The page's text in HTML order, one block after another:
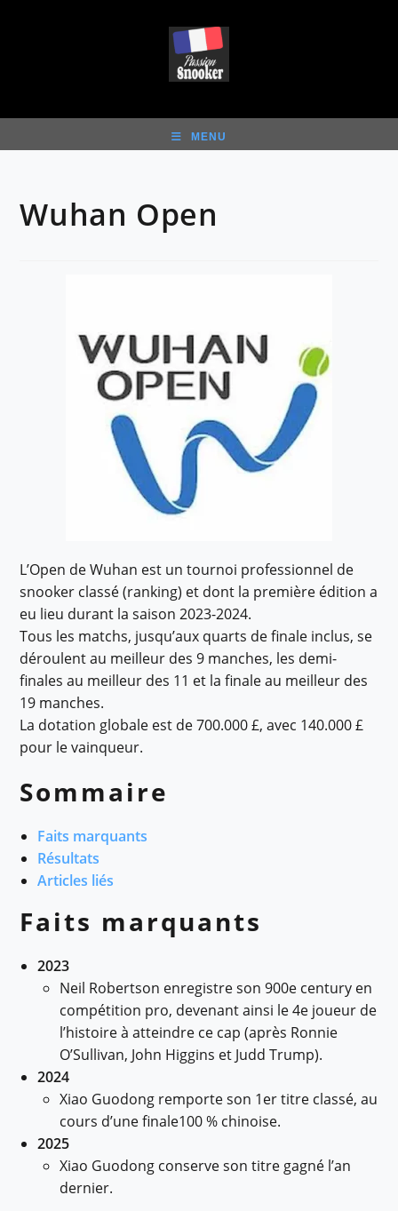
MENU
Wuhan Open
L’Open de Wuhan est un tournoi professionnel de
snooker classé (ranking) et dont la première édition a
eu lieu durant la saison 2023-2024.
Tous les matchs, jusqu’aux quarts de finale inclus, se
déroulent au meilleur des 9 manches, les demi-
finales au meilleur des 11 et la finale au meilleur des
19 manches.
La dotation globale est de 700.000 £, avec 140.000 £
pour le vainqueur.
Sommaire
Faits marquants
Résultats
Articles liés
Faits marquants
2023
Neil Robertson enregistre son 900e century en
compétition pro, devenant ainsi le 4e joueur de
l’histoire à atteindre ce cap (après Ronnie
O’Sullivan, John Higgins et Judd Trump).
2024
Xiao Guodong remporte son 1er titre classé, au
cours d’une finale100 % chinoise.
2025
Xiao Guodong conserve son titre gagné l’an
dernier.